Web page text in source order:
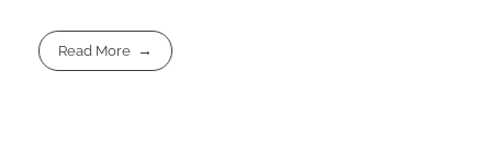
Read More